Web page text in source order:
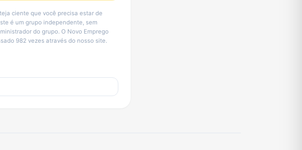
ciente que você precisa estar de
é um grupo independente, sem
do grupo. O Novo Emprego
982 vezes através do nosso site.